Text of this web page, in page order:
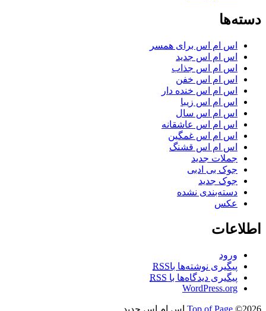
دسته‌ها
اس ام اس برای همسر
اس ام اس جدید
اس ام اس جذاب
اس ام اس خفن
اس ام اس خنده دار
اس ام اس زیبا
اس ام اس سال
اس ام اس عاشقانه
اس ام اس غمگین
اس ام اس قشنگ
جملات جدید
جوک بی ادبی
جوک جدید
دسته‌بندی نشده
عکس
اطلاعات
ورود
پیگیری نوشته‌ها باRSS
پیگیری دیدگاه‌ها با RSS
WordPress.org
Top of Page ©2026 اس ام اس جدید